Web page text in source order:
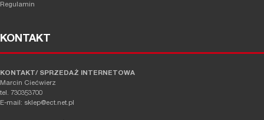
Regulamin
KONTAKT
KONTAKT/ SPRZEDAŻ INTERNETOWA
Marcin Ciećwierz
tel. 730353700
E-mail: sklep@ect.net.pl